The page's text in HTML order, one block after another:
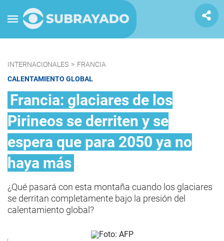
INTERNACIONALES > FRANCIA
CALENTAMIENTO GLOBAL
Francia: glaciares de los
Pirineos se derriten y se
espera que para 2050 ya no
haya más
¿Qué pasará con esta montaña cuando los glaciares
se derritan completamente bajo la presión del
calentamiento global?